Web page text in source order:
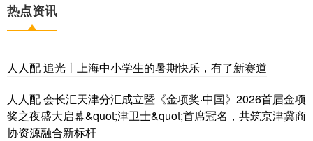
热点资讯
人人配 追光丨上海中小学生的暑期快乐，有了新赛道
人人配 会长汇天津分汇成立暨《金项奖·中国》2026首届金项
奖之夜盛大启幕&quot;津卫士&quot;首席冠名，共筑京津冀商
协资源融合新标杆